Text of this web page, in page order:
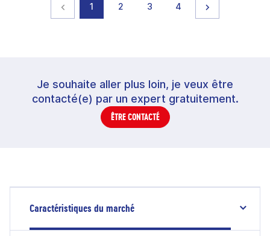
Page précédente
page
1 page
2 page
3 page
4
Je souhaite aller plus loin, je veux être
contacté(e) par un expert gratuitement.
ÊTRE CONTACTÉ
Caractéristiques du marché